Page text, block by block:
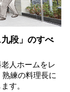
段」のすべ
人ホームをレ
練の料理長に
す。